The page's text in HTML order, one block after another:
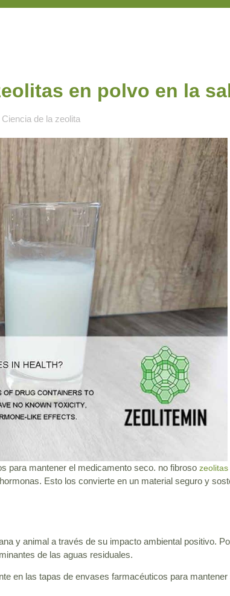
en polvo en la
Ciencia de la zeolita
para mantener el medicamento seco. no fibroso
Esto los convierte en un material seguro y
y animal a través de su impacto ambiental positivo.
de las aguas residuales.
en las tapas de envases farmacéuticos para